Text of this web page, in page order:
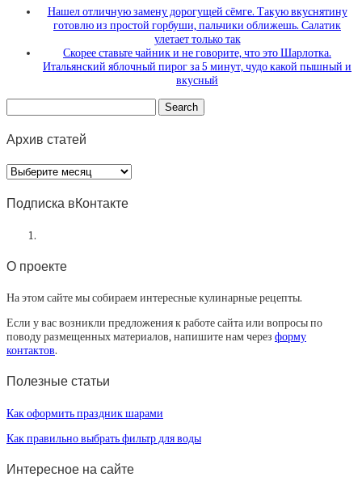
Нашел отличную замену дорогущей сёмге. Такую вкуснятину
готовлю из простой горбуши, пальчики оближешь. Салатик
улетает только так
Скорее ставьте чайник и не говорите, что это Шарлотка.
Итальянский яблочный пирог за 5 минут, чудо какой пышный и
вкусный
Архив статей
Архив
статей
Подписка вКонтакте
О проекте
На этом сайте мы собираем интересные кулинарные рецепты.
Если у вас возникли предложения к работе сайта или вопросы по
поводу размещенных материалов, напишите нам через форму
контактов.
Полезные статьи
Как оформить праздник шарами
Как правильно выбрать фильтр для воды
Интересное на сайте